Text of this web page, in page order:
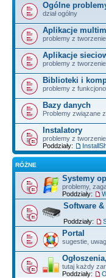
Ogólne
dział ogólny
Aplikacje
problemy z
Aplikacje
problemy z
Biblioteki i
problemy z
Bazy danych
Problemy związane
Instalatory
problemy z
Poddziały:
RÓŻNE
Systemy
problemy,
Poddziały:
Software
Poddziały:
Portal
sugestie,
tutaj każdy
Poddziały: